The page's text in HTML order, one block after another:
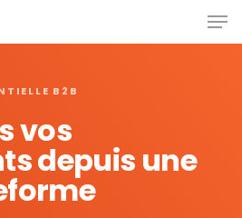
B2B
vos
depuis une